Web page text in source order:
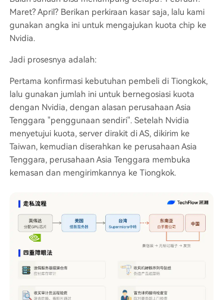
Maret? April? Berikan perkiraan kasar saja, lalu kami
gunakan angka ini untuk mengajukan kuota chip ke
Nvidia.
Jadi prosesnya adalah:
Pertama konfirmasi kebutuhan pembeli di Tiongkok,
lalu gunakan jumlah ini untuk bernegosiasi kuota
dengan Nvidia, dengan alasan perusahaan Asia
Tenggara "penggunaan sendiri". Setelah Nvidia
menyetujui kuota, server dirakit di AS, dikirim ke
Taiwan, kemudian diserahkan ke perusahaan Asia
Tenggara, perusahaan Asia Tenggara membuka
kemasan dan mengirimkannya ke Tiongkok.